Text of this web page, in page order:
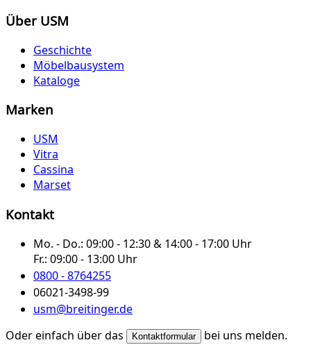
Über USM
Geschichte
Möbelbausystem
Kataloge
Marken
USM
Vitra
Cassina
Marset
Kontakt
Mo. - Do.: 09:00 - 12:30 & 14:00 - 17:00 Uhr
Fr.: 09:00 - 13:00 Uhr
0800 - 8764255
06021-3498-99
usm@breitinger.de
Oder einfach über das
Kontaktformular
bei uns melden.